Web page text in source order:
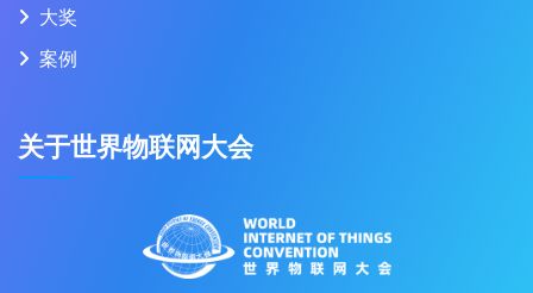
大奖
案例
关于世界物联网大会